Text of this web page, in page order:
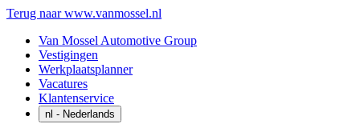
Terug naar www.vanmossel.nl
Van Mossel Automotive Group
Vestigingen
Werkplaatsplanner
Vacatures
Klantenservice
nl - Nederlands